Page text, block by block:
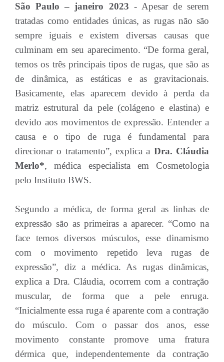
São Paulo – janeiro 2023 - Apesar de serem
tratadas como entidades únicas, as rugas não são
sempre iguais e existem diversas causas que
culminam em seu aparecimento. “De forma geral,
temos os três principais tipos de rugas, que são as
de dinâmica, as estáticas e as gravitacionais.
Basicamente, elas aparecem devido à perda da
matriz estrutural da pele (colágeno e elastina) e
devido aos movimentos de expressão. Entender a
causa e o tipo de ruga é fundamental para
direcionar o tratamento”, explica a Dra. Cláudia
Merlo*, médica especialista em Cosmetologia
pelo Instituto BWS.
Segundo a médica, de forma geral as linhas de
expressão são as primeiras a aparecer. “Como na
face temos diversos músculos, esse dinamismo
com o movimento repetido leva rugas de
expressão”, diz a médica. As rugas dinâmicas,
explica a Dra. Cláudia, ocorrem com a contração
muscular, de forma que a pele enruga.
“Inicialmente essa ruga é aparente com a contração
do músculo. Com o passar dos anos, esse
movimento constante promove uma fratura
dérmica que, independentemente da contração